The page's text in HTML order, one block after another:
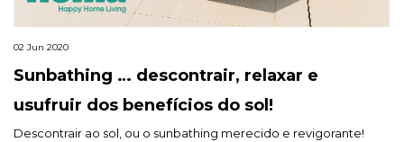
02 Jun 2020
Sunbathing … descontrair, relaxar e
usufruir dos benefícios do sol!
Descontrair ao sol, ou o sunbathing merecido e revigorante!